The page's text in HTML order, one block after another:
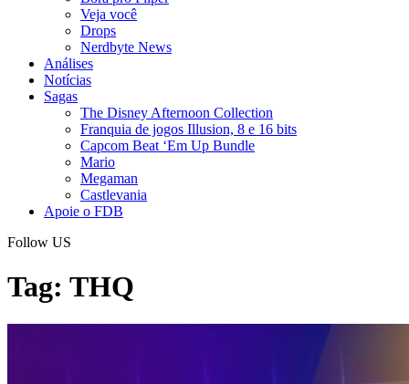
Veja você
Drops
Nerdbyte News
Análises
Notícias
Sagas
The Disney Afternoon Collection
Franquia de jogos Illusion, 8 e 16 bits
Capcom Beat ‘Em Up Bundle
Mario
Megaman
Castlevania
Apoie o FDB
Follow US
Tag: THQ